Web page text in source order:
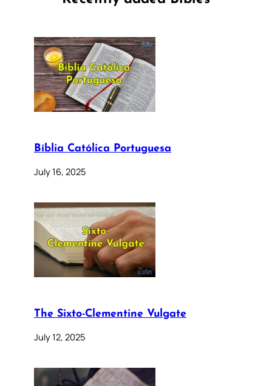
Bíblia Católica Portuguesa
July 16, 2025
The Sixto-Clementine Vulgate
July 12, 2025